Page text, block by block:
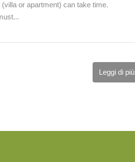
or apartment) can take time.
Leggi di più